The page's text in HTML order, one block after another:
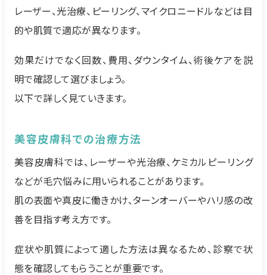
レーザー、光治療、ピーリング、マイクロニードルなどは目
的や肌質で適応が異なります。
効果だけでなく回数、費用、ダウンタイム、術後ケアを説
明で確認して選びましょう。
以下で詳しく見ていきます。
美容皮膚科での治療方法
美容皮膚科では、レーザーや光治療、ケミカルピーリング
などが毛穴悩みに用いられることがあります。
肌の表面や真皮に働きかけ、ターンオーバーやハリ感の改
善を目指す考え方です。
症状や肌質によって適した方法は異なるため、診察で状
態を確認してもらうことが重要です。